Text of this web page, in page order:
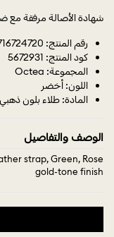
شهادة الأصالة مرفقة مع
رقم المنتج: 030716724720
كود المنتج: 5672931
المجموعة: Octea
اللون: أخضر
المادة: طلاء بلون
الوصف والتفاصيل
strap, Green, Rose
gold-tone finish